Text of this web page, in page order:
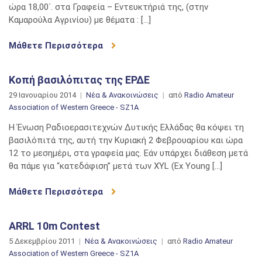
ώρα 18,00΄. στα Γραφεία – Εντευκτήριά της, (στην
Καμαρούλα Αγρινίου) με θέματα : […]
Μάθετε Περισσότερα
Κοπή βασιλόπιτας της ΕΡΔΕ
29 Ιανουαρίου 2014 Νέα & Ανακοινώσεις από Radio Amateur
Association of Western Greece - SZ1A
Η Ένωση Ραδιοερασιτεχνών Δυτικής Ελλάδας θα κόψει τη
βασιλόπιτά της, αυτή την Κυριακή 2 Φεβρουαρίου και ώρα
12 το μεσημέρι, στα γραφεία μας. Εάν υπάρχει διάθεση μετά
θα πάμε για “κατεδάφιση” μετά των XYL (Ex Young […]
Μάθετε Περισσότερα
ARRL 10m Contest
5 Δεκεμβρίου 2011 Νέα & Ανακοινώσεις από Radio Amateur
Association of Western Greece - SZ1A